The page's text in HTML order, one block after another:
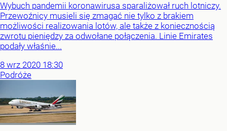
Wybuch pandemii koronawirusa sparaliżował ruch lotniczy.
Przewoźnicy musieli się zmagać nie tylko z brakiem
możliwości realizowania lotów, ale także z koniecznością
zwrotu pieniędzy za odwołane połączenia. Linie Emirates
podały właśnie...
8 wrz 2020 18:30
Podróże